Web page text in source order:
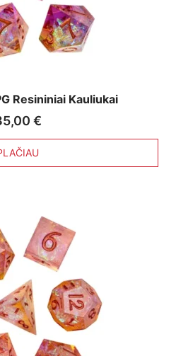
Resininiai Kauliukai
€